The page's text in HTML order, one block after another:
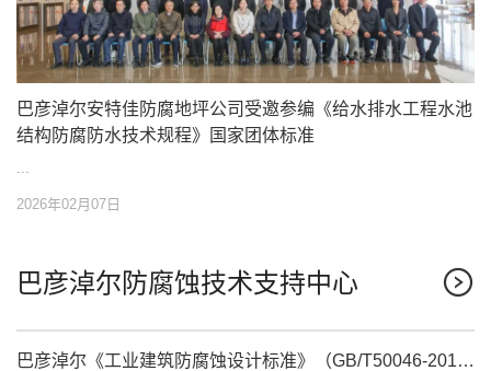
巴彦淖尔安特佳防腐地坪公司受邀参编《给水排水工程水池
结构防腐防水技术规程》国家团体标准
...
2026年02月07日
巴彦淖尔防腐蚀技术支持中心
巴彦淖尔《工业建筑防腐蚀设计标准》（GB/T50046-2018）